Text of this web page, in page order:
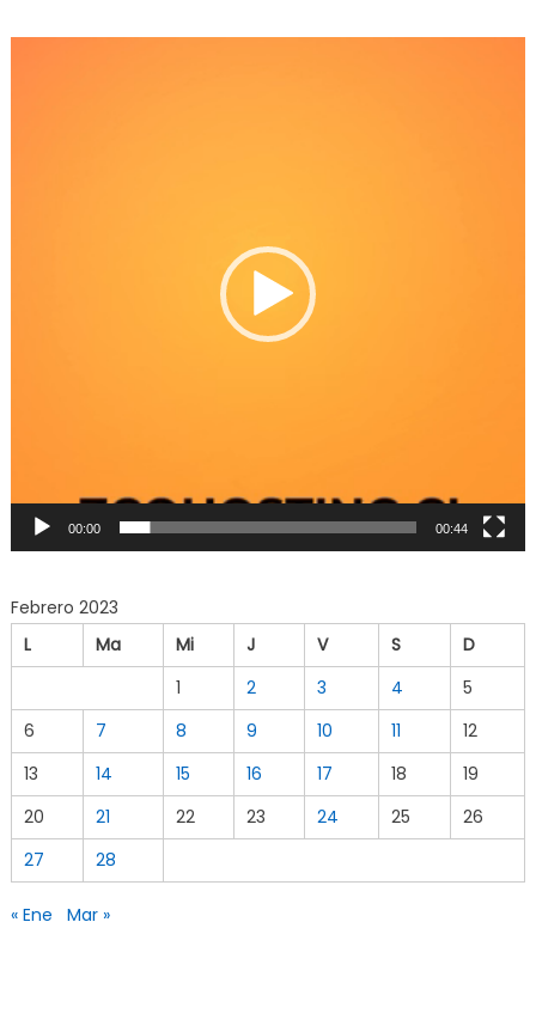
00:00 00:44
Febrero 2023
L
Ma Mi J V S
D
1
2 3 4
5
6
7 8 9 10 11
12
13
14 15 16 17 18
19
20
21 22 23 24 25
26
27
28
« Ene Mar »